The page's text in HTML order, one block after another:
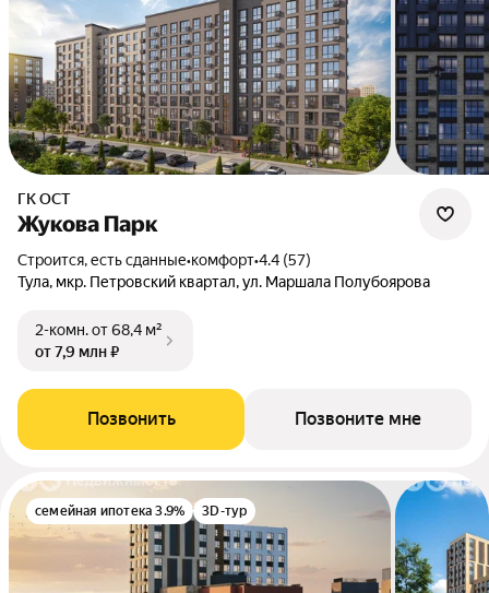
ГК ОСТ
Жукова Парк
Строится, есть сданные•комфорт•4.4 (57)
Тула, мкр. Петровский квартал, ул. Маршала Полубоярова
2-комн.от 68,4 м²
от 7,9 млн ₽
Позвонить Позвоните мне
семейная ипотека 3.9% 3D-тур